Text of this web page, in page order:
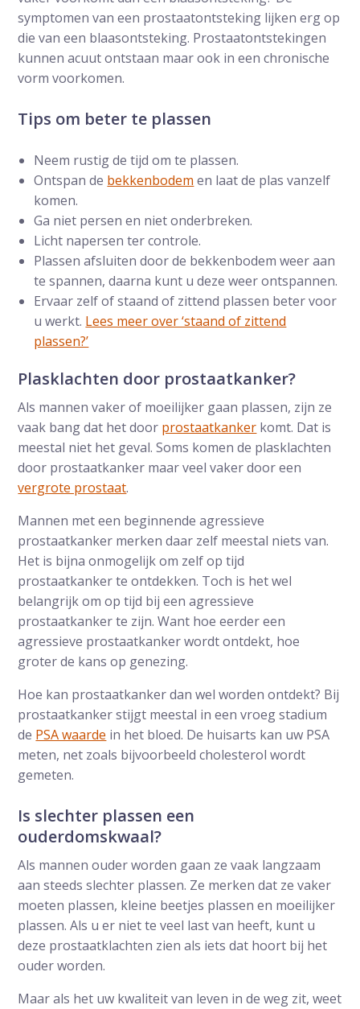
symptomen van een prostaatontsteking lijken erg op
die van een blaasontsteking. Prostaatontstekingen
kunnen acuut ontstaan maar ook in een chronische
vorm voorkomen.
Tips om beter te plassen
Neem rustig de tijd om te plassen.
Ontspan de bekkenbodem en laat de plas vanzelf
komen.
Ga niet persen en niet onderbreken.
Licht napersen ter controle.
Plassen afsluiten door de bekkenbodem weer aan
te spannen, daarna kunt u deze weer ontspannen.
Ervaar zelf of staand of zittend plassen beter voor
u werkt. Lees meer over ‘staand of zittend
plassen?’
Plasklachten door prostaatkanker?
Als mannen vaker of moeilijker gaan plassen, zijn ze
vaak bang dat het door prostaatkanker komt. Dat is
meestal niet het geval. Soms komen de plasklachten
door prostaatkanker maar veel vaker door een
vergrote prostaat.
Mannen met een beginnende agressieve
prostaatkanker merken daar zelf meestal niets van.
Het is bijna onmogelijk om zelf op tijd
prostaatkanker te ontdekken. Toch is het wel
belangrijk om op tijd bij een agressieve
prostaatkanker te zijn. Want hoe eerder een
agressieve prostaatkanker wordt ontdekt, hoe
groter de kans op genezing.
Hoe kan prostaatkanker dan wel worden ontdekt? Bij
prostaatkanker stijgt meestal in een vroeg stadium
de PSA waarde in het bloed. De huisarts kan uw PSA
meten, net zoals bijvoorbeeld cholesterol wordt
gemeten.
Is slechter plassen een
ouderdomskwaal?
Als mannen ouder worden gaan ze vaak langzaam
aan steeds slechter plassen. Ze merken dat ze vaker
moeten plassen, kleine beetjes plassen en moeilijker
plassen. Als u er niet te veel last van heeft, kunt u
deze prostaatklachten zien als iets dat hoort bij het
ouder worden.
Maar als het uw kwaliteit van leven in de weg zit, weet